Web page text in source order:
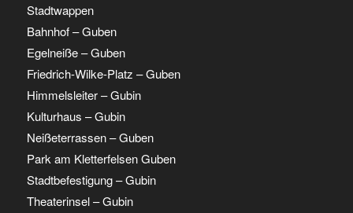
Stadtwappen
Bahnhof – Guben
Egelneiße – Guben
Friedrich-Wilke-Platz – Guben
Himmelsleiter – Gubin
Kulturhaus – Gubin
Neißeterrassen – Guben
Park am Kletterfelsen Guben
Stadtbefestigung – Gubin
Theaterinsel – Gubin